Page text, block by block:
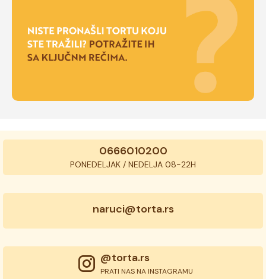
0666010200
PONEDELJAK / NEDELJA 08-22H
naruci@torta.rs
@torta.rs
PRATI NAS NA INSTAGRAMU